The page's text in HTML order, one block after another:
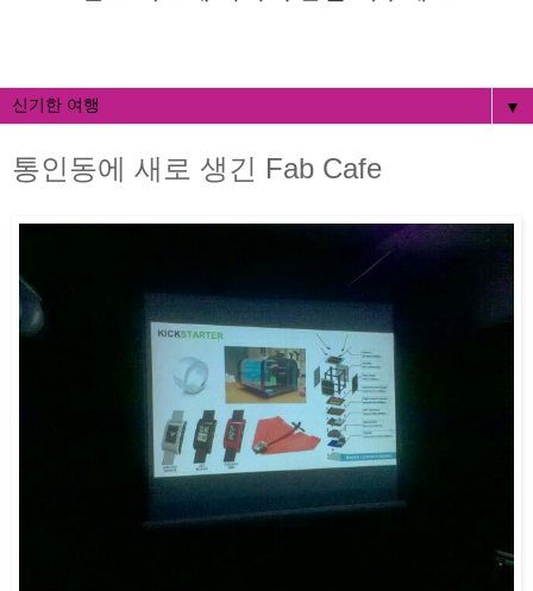
▼
통인동에 새로 생긴 Fab Cafe